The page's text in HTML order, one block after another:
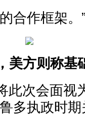
合作框架。
美方则称基
此次会面视
多执政时